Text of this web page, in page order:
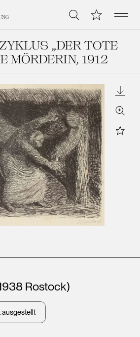
Suche Meine Open
„DER TOTE
MÖRDERIN, 1912
Zoom
Star
Rostock)
ausgestellt